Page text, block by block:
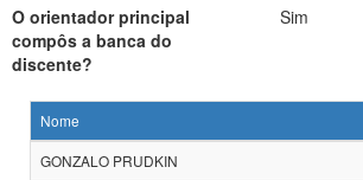
O orientador principal
compôs a banca do
discente?
Sim
Nome
GONZALO PRUDKIN